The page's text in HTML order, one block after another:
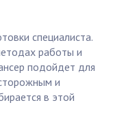
специалиста.
работы и
подойдет для
и
в этой